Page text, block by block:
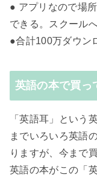
● アプリなので場
できる。スクール
●合計100万ダウン
英語の本で買っ
「英語耳」という
までいろいろ英語
りますが、今まで
英語の本がこの「